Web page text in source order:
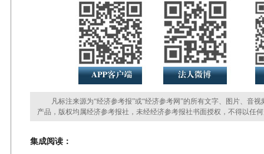
凡标注来源为“经济参考报”或“经济参考网”的所有文字、图片、音视
产品，版权均属经济参考报社，未经经济参考报社书面授权，不得以任
集成阅读：